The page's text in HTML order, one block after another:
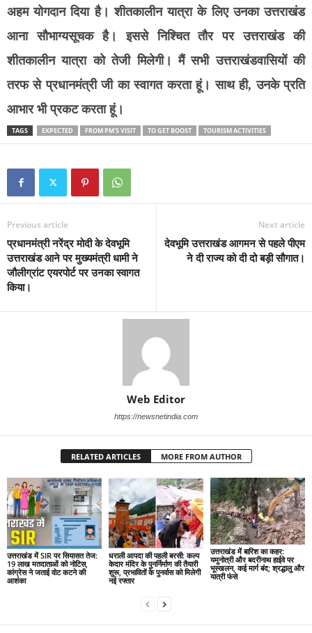
अहम योगदान दिया है। शीतकालीन यात्रा के लिए उनका उत्तराखंड
आना सौभाग्यसूचक है। इससे निश्चित तौर पर उत्तराखंड की
शीतकालीन यात्रा को तेजी मिलेगी। मैं सभी उत्तराखंडवासियों की
तरफ से प्रधानमंत्री जी का स्वागत करता हूं। साथ ही, उनके प्रति
आभार भी प्रकट करता हूं।
TAGS EXPECTED FROM PM'S VISIT TO GET BOOST TOURISM ACTIVITIES
Previous article
प्रधानमंत्री नरेंद्र मोदी के देवभूमि
उत्तराखंड आने पर मुख्यमंत्री धामी ने
जौलीग्रांट एयरपोर्ट पर उनका स्वागत
किया।
Next article
देवभूमि उत्तराखंड आगमन से पहले पीएम
ने दी राज्य को दी दो बड़ी सौगात।
Web Editor
https://newsnetindia.com
RELATED ARTICLES MORE FROM AUTHOR
उत्तराखंड में SIR पर सियासत तेज:
19 लाख मतदाताओं को नोटिस,
कांग्रेस ने जताई वोट कटने की
आशंका
धराली आपदा की पहली बरसी: कल्प
केदार मंदिर के पुनर्निर्माण की तैयारी
शुरू, प्रभावितों के पुनर्वास को मिलेगी
नई रफ्तार
उत्तराखंड में बारिश का कहर:
यमुनोत्री और बदरीनाथ हाईवे पर
भूस्खलन, कई मार्ग बंद; श्रद्धालु और
यात्री फंसे